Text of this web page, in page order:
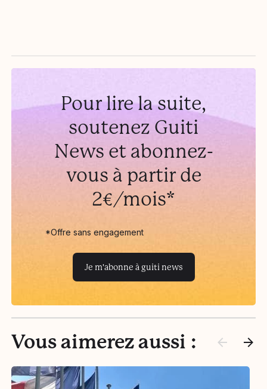
Pour lire la suite,
soutenez Guiti
News et abonnez-
vous à partir de
2€/mois*
*Offre sans engagement
Je m'abonne à guiti news
Vous aimerez aussi :